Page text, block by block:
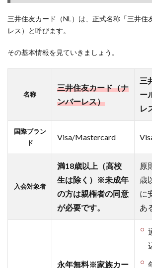
ト＝1
円で
る「V
ポイ
ン
1.3
レブ
ン、
ドナ
つで
三井住友カード（NL）は、正式名称「三井住
レス）と呼びます。
その基本情報を見ていきましょう。
名称
三井住友カード（ナ
ンバーレス）
三
ー
レ
国際ブラン
ド
Visa/Mastercard
入会対象者
満18歳以上（高校
生は除く）※未成年
の方は親権者の同意
が必要です。
原
歳
に
あ
永年無料※家族カー